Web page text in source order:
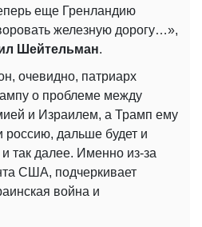
еще Гренландию
железную дорогу…»,
Шейтельман.
очевидно, патриарх
о проблеме между
и Израилем, а Трамп ему
россию, дальше будет и
так далее. Именно из-за
США, подчеркивает
война и